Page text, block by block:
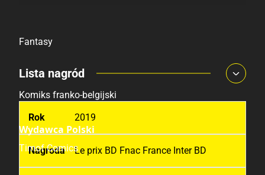
Fantasy
Pochodzenie
Komiks franko-belgijski
Wydawca Polski
Timof Comics
Lista nagród
2019
Le prix BD Fnac France Inter BD